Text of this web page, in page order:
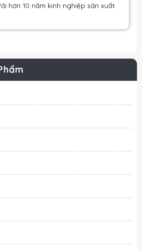
hơn 10 năm kinh nghiệp sản xuất